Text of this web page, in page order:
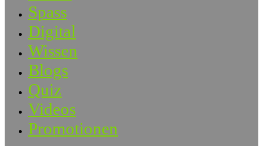
Spass
Digital
Wissen
Blogs
Quiz
Videos
Promotionen